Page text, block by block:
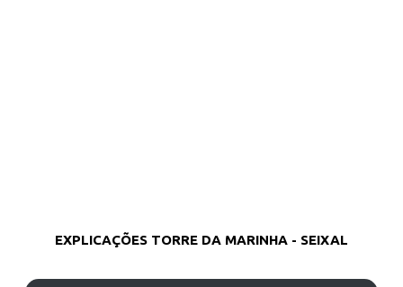
EXPLICAÇÕES TORRE DA MARINHA - SEIXAL